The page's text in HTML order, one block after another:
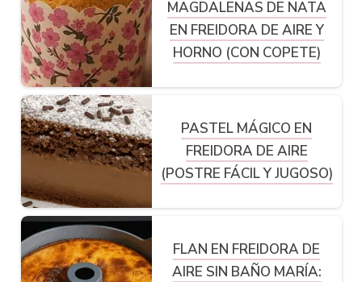
MAGDALENAS DE NATA
EN FREIDORA DE AIRE Y
HORNO (CON COPETE)
PASTEL MÁGICO EN
FREIDORA DE AIRE
(POSTRE FÁCIL Y JUGOSO)
FLAN EN FREIDORA DE
AIRE SIN BAÑO MARÍA: